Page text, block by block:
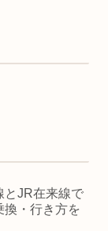
とJR在来線で
換・行き方を